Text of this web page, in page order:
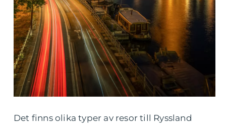
Det finns olika typer av resor till Ryssland